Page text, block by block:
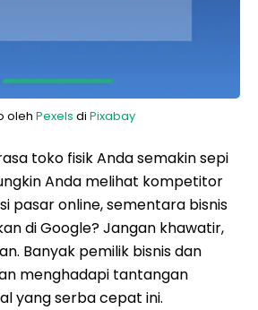
oleh Pexels di Pixabay
toko fisik Anda semakin sepi
Anda melihat kompetitor
pasar online, sementara bisnis
di Google? Jangan khawatir,
Banyak pemilik bisnis dan
menghadapi tantangan
yang serba cepat ini.